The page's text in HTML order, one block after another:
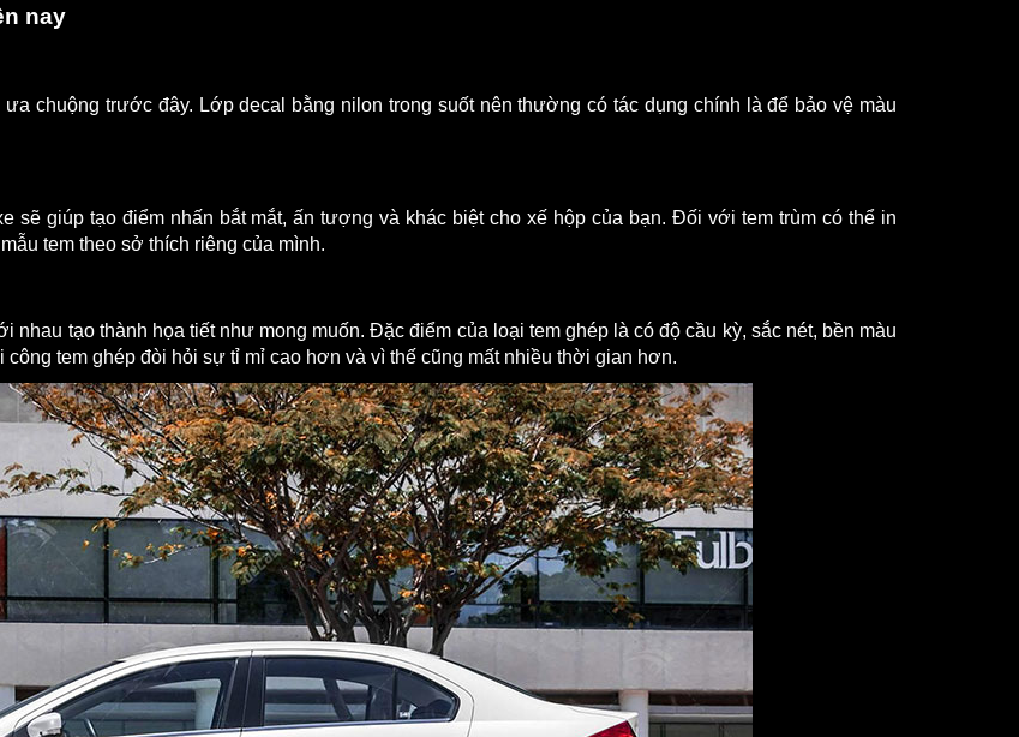
nay
chuộng trước đây. Lớp decal bằng nilon trong suốt nên thường có tác dụng chính là để bảo vệ màu
sẽ giúp tạo điểm nhấn bắt mắt, ấn tượng và khác biệt cho xế hộp của bạn. Đối với tem trùm có thể in
tem theo sở thích riêng của mình.
tạo thành họa tiết như mong muốn. Đặc điểm của loại tem ghép là có độ cầu kỳ, sắc nét, bền màu
tem ghép đòi hỏi sự tỉ mỉ cao hơn và vì thế cũng mất nhiều thời gian hơn.